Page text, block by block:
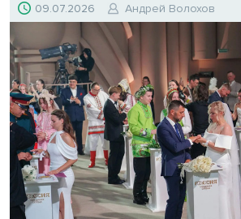
09.07.2026 Андрей Волохов